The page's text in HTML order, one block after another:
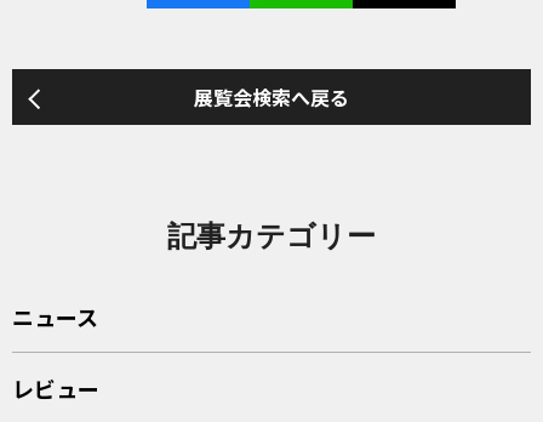
展覧会検索へ戻る
記事カテゴリー
ニュース
レビュー